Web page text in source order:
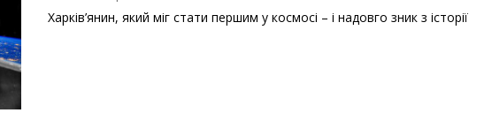
Харків’янин, який міг стати першим у космосі – і надовго зник з історії